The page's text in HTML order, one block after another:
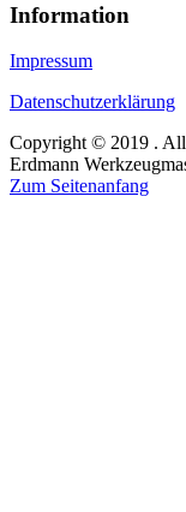
Information
Impressum
Datenschutzerklärung
Copyright © 2019 .
Erdmann
Zum Seitenanfang